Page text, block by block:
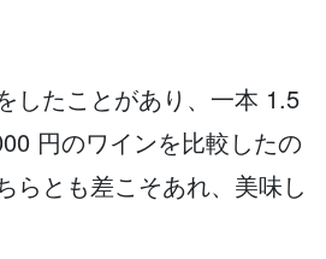
したことがあり、一本 1.5
円のワインを比較したの
らとも差こそあれ、美味し